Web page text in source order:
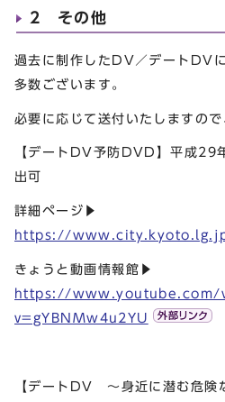
2 その他
過去に制作したDV／デートDV
多数ございます。
必要に応じて送付いたしますので
【デートDV予防DVD】平成
出可
詳細ページ▶
https://
きょうと動画情報館▶
https://www.youtube.com/
v=gYBNMw4u2YU
【デートDV ～身近に潜む危険